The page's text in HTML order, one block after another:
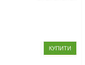
КУПИТИ